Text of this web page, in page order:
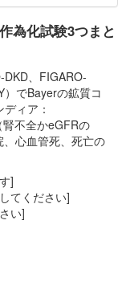
為化試験3つまと
、FIGARO-
でBayerの鉱質コ
ィア：
不全かeGFRの
心血管死、死亡の
]
してください]
い]